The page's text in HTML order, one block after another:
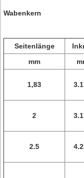
Wabenkern
Seitenlänge
mm
1,83
2
2.5